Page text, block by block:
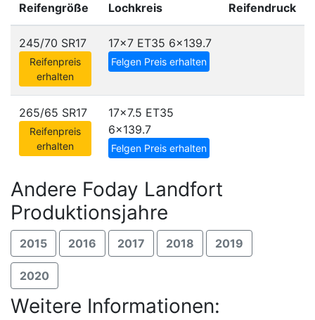
Reifengröße
Lochkreis
Reifendruck
245/70 SR17
Reifenpreis
erhalten
17x7 ET35 6x139.7
Felgen Preis erhalten
265/65 SR17
Reifenpreis
erhalten
17x7.5 ET35
6x139.7
Felgen Preis erhalten
Andere Foday Landfort
Produktionsjahre
2015 2016 2017 2018 2019
2020
Weitere Informationen: